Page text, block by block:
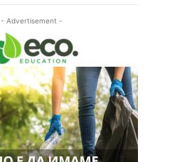
- Advertisement -